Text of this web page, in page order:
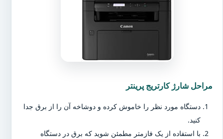
مراحل شارژ کارتریج پرینتر
دستگاه مورد نظر را خاموش کرده و دوشاخه آن را از برق جدا
کنید.
با استفاده از یک فازمتر مطمئن شوید که برق در دستگاه